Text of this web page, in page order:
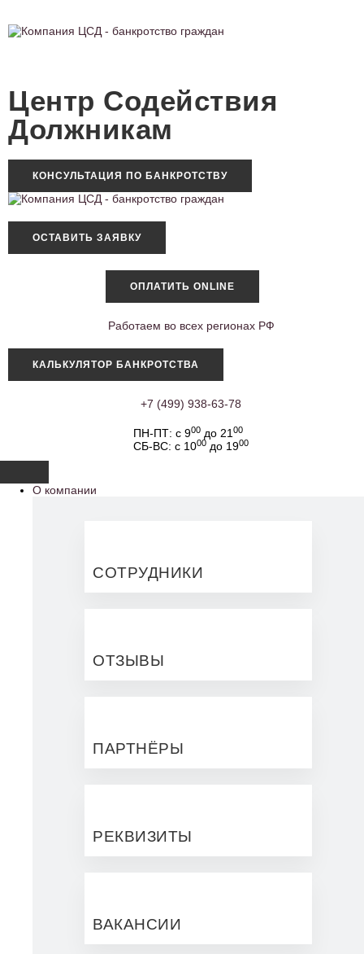
Центр Содействия
Должникам
КОНСУЛЬТАЦИЯ ПО БАНКРОТСТВУ
ОСТАВИТЬ ЗАЯВКУ
ОПЛАТИТЬ ONLINE
Работаем во всех регионах РФ
КАЛЬКУЛЯТОР БАНКРОТСТВА
+7 (499) 938-63-78
ПН-ПТ: с 900 до 2100
СБ-ВС: с 1000 до 1900
О компании
СОТРУДНИКИ
ОТЗЫВЫ
ПАРТНЁРЫ
РЕКВИЗИТЫ
ВАКАНСИИ